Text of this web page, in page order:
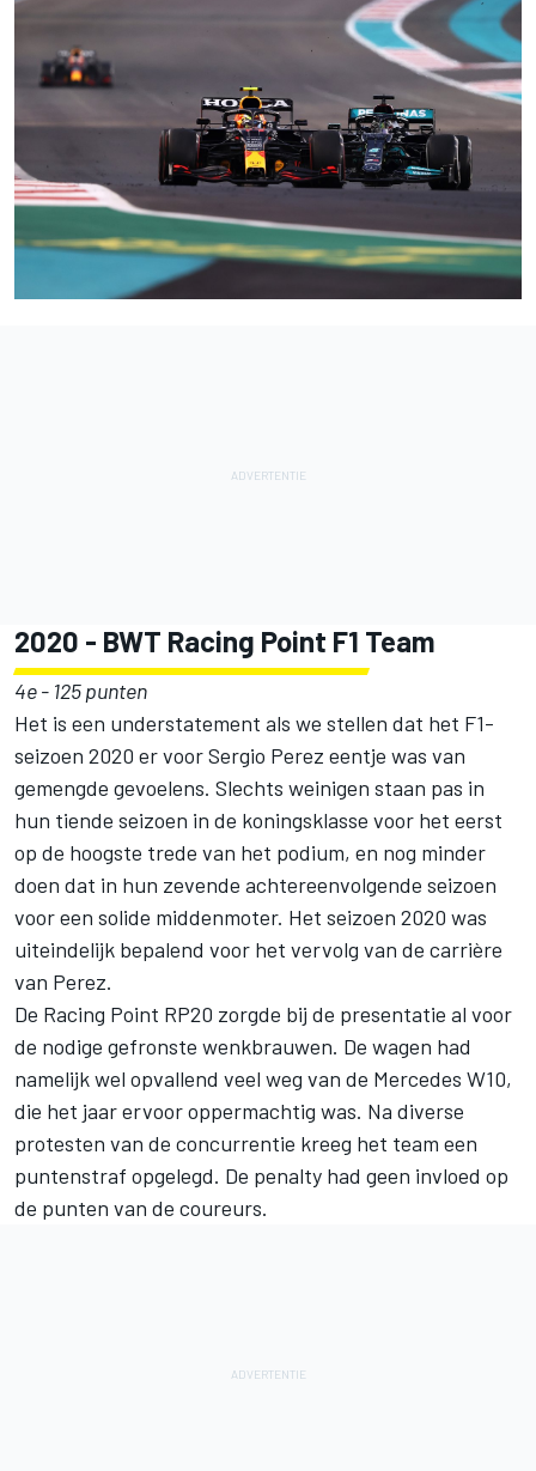
2020 - BWT Racing Point F1 Team
4e - 125 punten
Het is een understatement als we stellen dat het F1-
seizoen 2020 er voor Sergio Perez eentje was van
gemengde gevoelens. Slechts weinigen staan pas in
hun tiende seizoen in de koningsklasse voor het eerst
op de hoogste trede van het podium, en nog minder
doen dat in hun zevende achtereenvolgende seizoen
voor een solide middenmoter. Het seizoen 2020 was
uiteindelijk bepalend voor het vervolg van de carrière
van Perez.
De Racing Point RP20 zorgde bij de presentatie al voor
de nodige gefronste wenkbrauwen. De wagen had
namelijk wel opvallend veel weg van de Mercedes W10,
die het jaar ervoor oppermachtig was. Na diverse
protesten van de concurrentie kreeg het team een
puntenstraf opgelegd. De penalty had geen invloed op
de punten van de coureurs.